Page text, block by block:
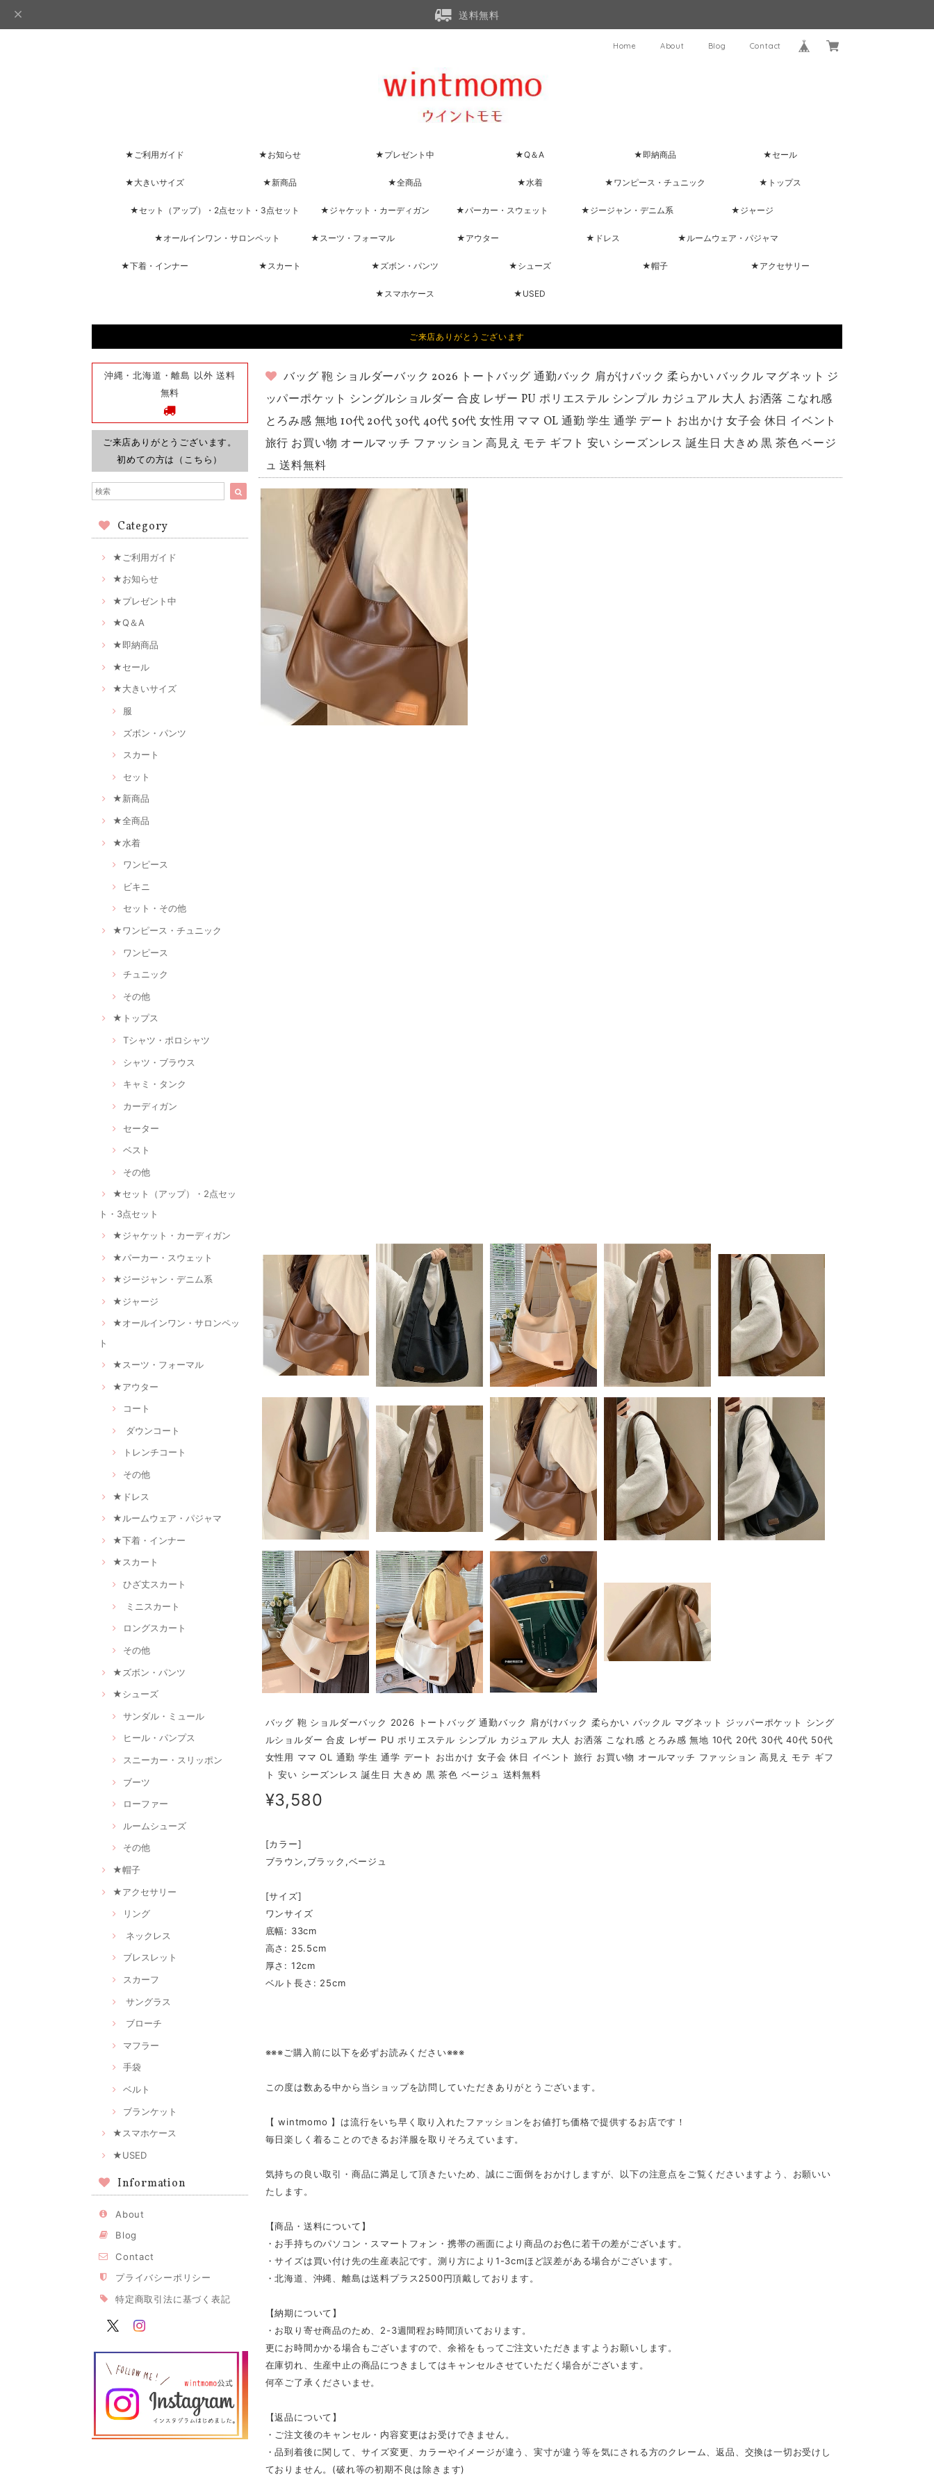
送料無料
Home About Blog Contact
★ご利用ガイド ★お知らせ ★プレゼント中 ★Q＆A ★即納商品 ★セール
★大きいサイズ ★新商品 ★全商品 ★水着 ★ワンピース・チュニック ★トップス
★セット（アップ）・2点セット・3点セット ★ジャケット・カーディガン ★パーカー・スウェット ★ジージャン・デニム系 ★ジャージ
★オールインワン・サロンペット ★スーツ・フォーマル ★アウター ★ドレス ★ルームウェア・パジャマ
★下着・インナー ★スカート ★ズボン・パンツ ★シューズ ★帽子 ★アクセサリー
★スマホケース ★USED
ご来店ありがとうございます
沖縄・北海道・離島 以外 送料
無料
ご来店ありがとうございます。
初めての方は（こちら）
Category
★ご利用ガイド
★お知らせ
★プレゼント中
★Q＆A
★即納商品
★セール
★大きいサイズ
服
ズボン・パンツ
スカート
セット
★新商品
★全商品
★水着
ワンピース
ビキニ
セット・その他
★ワンピース・チュニック
ワンピース
チュニック
その他
★トップス
Tシャツ・ポロシャツ
シャツ・ブラウス
キャミ・タンク
カーディガン
セーター
ベスト
その他
★セット（アップ）・2点セッ
ト・3点セット
★ジャケット・カーディガン
★パーカー・スウェット
★ジージャン・デニム系
★ジャージ
★オールインワン・サロンペッ
ト
★スーツ・フォーマル
★アウター
コート
ダウンコート
トレンチコート
その他
★ドレス
★ルームウェア・パジャマ
★下着・インナー
★スカート
ひざ丈スカート
ミニスカート
ロングスカート
その他
★ズボン・パンツ
★シューズ
サンダル・ミュール
ヒール・パンプス
スニーカー・スリッポン
ブーツ
ローファー
ルームシューズ
その他
★帽子
★アクセサリー
リング
ネックレス
ブレスレット
スカーフ
サングラス
ブローチ
マフラー
手袋
ベルト
ブランケット
★スマホケース
★USED
Information
About
Blog
Contact
プライバシーポリシー
特定商取引法に基づく表記
バッグ 鞄 ショルダーバック 2026 トートバッグ 通勤バック 肩がけバック 柔らかい バックル マグネット ジ
ッパーポケット シングルショルダー 合皮 レザー PU ポリエステル シンプル カジュアル 大人 お洒落 こなれ感
とろみ感 無地 10代 20代 30代 40代 50代 女性用 ママ OL 通勤 学生 通学 デート お出かけ 女子会 休日 イベント
旅行 お買い物 オールマッチ ファッション 高見え モテ ギフト 安い シーズンレス 誕生日 大きめ 黒 茶色 ベージ
ュ 送料無料
バッグ 鞄 ショルダーバック 2026 トートバッグ 通勤バック 肩がけバック 柔らかい バックル マグネット ジッパーポケット シング
ルショルダー 合皮 レザー PU ポリエステル シンプル カジュアル 大人 お洒落 こなれ感 とろみ感 無地 10代 20代 30代 40代 50代
女性用 ママ OL 通勤 学生 通学 デート お出かけ 女子会 休日 イベント 旅行 お買い物 オールマッチ ファッション 高見え モテ ギフ
ト 安い シーズンレス 誕生日 大きめ 黒 茶色 ベージュ 送料無料
¥3,580
[カラー]
ブラウン,ブラック,ベージュ
[サイズ]
ワンサイズ
底幅: 33cm
高さ: 25.5cm
厚さ: 12cm
ベルト長さ: 25cm
※※※ご購入前に以下を必ずお読みください※※※
この度は数ある中から当ショップを訪問していただきありがとうございます。
【 wintmomo 】は流行をいち早く取り入れたファッションをお値打ち価格で提供するお店です！
毎日楽しく着ることのできるお洋服を取りそろえています。
気持ちの良い取引・商品に満足して頂きたいため、誠にご面倒をおかけしますが、以下の注意点をご覧くださいますよう、お願いい
たします。
【商品・送料について】
・お手持ちのパソコン・スマートフォン・携帯の画面により商品のお色に若干の差がございます。
・サイズは買い付け先の生産表記です。測り方により1-3cmほど誤差がある場合がございます。
・北海道、沖縄、離島は送料プラス2500円頂戴しております。
【納期について】
・お取り寄せ商品のため、2-3週間程お時間頂いております。
更にお時間かかる場合もございますので、余裕をもってご注文いただきますようお願いします。
在庫切れ、生産中止の商品につきましてはキャンセルさせていただく場合がございます。
何卒ご了承くださいませ。
【返品について】
・ご注文後のキャンセル・内容変更はお受けできません。
・品到着後に関して、サイズ変更、カラーやイメージが違う、実寸が違う等を気にされる方のクレーム、返品、交換は一切お受けし
ておりません。(破れ等の初期不良は除きます)